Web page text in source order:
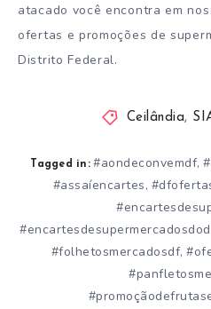
atacado você encontra em
ofertas e promoções de
Distrito Federal.
Ceilândia,
Tagged in: #aondeconvemdf,
#assaíencartes,
#folhetosmercadosdf,